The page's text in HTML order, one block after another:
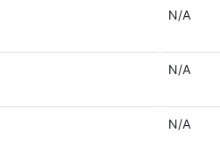
N/A
N/A
N/A